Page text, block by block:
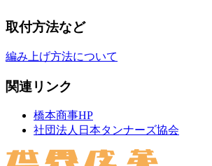
取付方法など
編み上げ方法について
関連リンク
橋本商事HP
社団法人日本タンナーズ協会